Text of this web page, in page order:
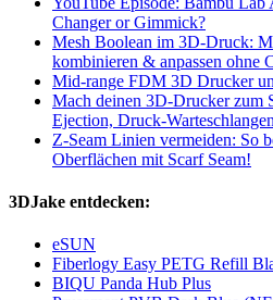
Changer or Gimmick?
Mesh Boolean im 3D-Druck:
kombinieren & anpassen ohne
Mid-range FDM 3D Drucker
Mach deinen 3D-Drucker zum
Ejection, Druck-
Z-Seam Linien vermeiden: So
Oberflächen mit Scarf Seam!
3DJake entdecken:
eSUN
Fiberlogy Easy PETG Refill
BIQU Panda Hub Plus